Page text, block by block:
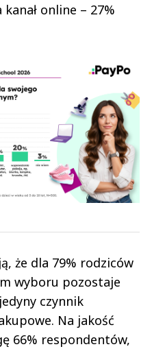
online – 27%
że dla 79% rodziców
wyboru pozostaje
czynnik
Na jakość
66% respondentów,